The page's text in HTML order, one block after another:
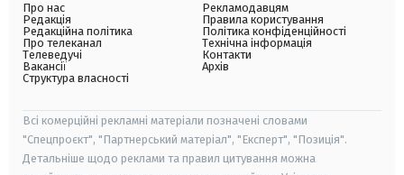
Про нас
Редакція
Редакційна політика
Про телеканал
Телеведучі
Вакансії
Структура власності
Рекламодавцям
Правила користування
Політика конфіденційності
Технічна інформація
Контакти
Архів
Всі комерційні рекламні матеріали позначені словами
"Спецпроєкт", "Партнерський матеріал", "Експерт", "Позиція".
Детальніше щодо реклами та правил цитування можна